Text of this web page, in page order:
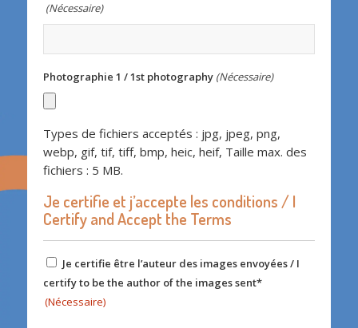
(Nécessaire)
Photographie 1 / 1st photography (Nécessaire)
Types de fichiers acceptés : jpg, jpeg, png,
webp, gif, tif, tiff, bmp, heic, heif, Taille max. des
fichiers : 5 MB.
Je certifie et j’accepte les conditions / I
Certify and Accept the Terms
RGPD
(Nécessaire)
Je certifie être l’auteur des images envoyées / I
certify to be the author of the images sent*
(Nécessaire)